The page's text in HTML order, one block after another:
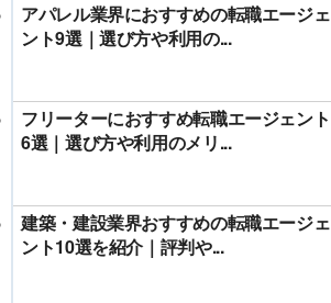
アパレル業界におすすめの転職エージェ
ント9選｜選び方や利用の...
フリーターにおすすめ転職エージェント
6選｜選び方や利用のメリ...
建築・建設業界おすすめの転職エージェ
ント10選を紹介｜評判や...